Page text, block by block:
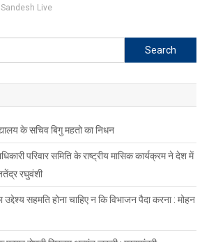
Sandesh Live
Search
for:
के सचिव बिगु महतो का निधन
परिवार समिति के राष्ट्रीय मासिक कार्यक्रम ने देश में
रघुवंशी
सहमति होना चाहिए न कि विभाजन पैदा करना : मोहन